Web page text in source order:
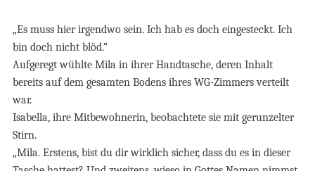
„Es muss hier irgendwo sein. Ich hab es doch eingesteckt. Ich
bin doch nicht blöd.“
Aufgeregt wühlte Mila in ihrer Handtasche, deren Inhalt
bereits auf dem gesamten Bodens ihres WG-Zimmers verteilt
war.
Isabella, ihre Mitbewohnerin, beobachtete sie mit gerunzelter
Stirn.
„Mila. Erstens, bist du dir wirklich sicher, dass du es in dieser